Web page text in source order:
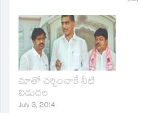
మాతో చర్చించాకే నీటి
విడుదల
July 3, 2014